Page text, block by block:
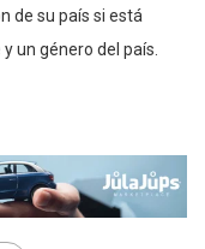
de su país si está
un género del país.